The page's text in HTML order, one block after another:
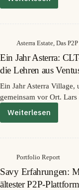
Check
geflossen ist. Dazu gibt
mich ziemlich hart) und
P2P
Kredite
Q2
Rekordzinsen,
der
Ventus
und
drei
Aufsteiger
Asterra Estate, Das
Ein Jahr Asterra:
die Lehren aus
Ein Jahr Asterra Village,
gemeinsam vor Ort.
Stunde außerhalb von
Weiterlesen
Ein
Jahr
Häuser,
Bankkonten
und
Portfolio Report
Savy Erfahrungen:
ältester P2P-